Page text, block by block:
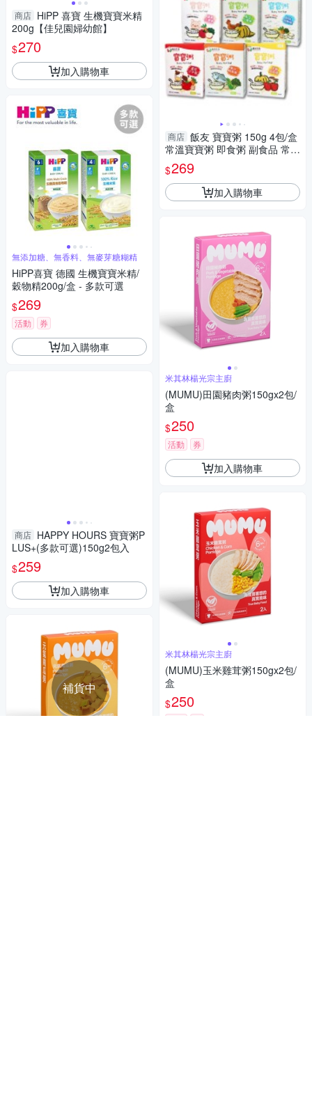
商店 HiPP 喜寶 生機寶寶米精
200g【佳兒園婦幼館】
$270
加入購物車
無添加糖、無香料、無麥芽糖糊精
HiPP喜寶 德國 生機寶寶米精/
穀物精200g/盒 - 多款可選
$269
活動 券
加入購物車
商店 HAPPY HOURS 寶寶粥P
LUS+(多款可選)150g2包入
$259
加入購物車
補貨中
商店 飯友 寶寶粥 150g 4包/盒
常溫寶寶粥 即食粥 副食品 常溫
即食營養寶寶粥 6375
$269
加入購物車
米其林楊光宗主廚
(MUMU)田園豬肉粥150gx2包/
盒
$250
活動 券
加入購物車
米其林楊光宗主廚
(MUMU)玉米雞茸粥150gx2包/
盒
$250